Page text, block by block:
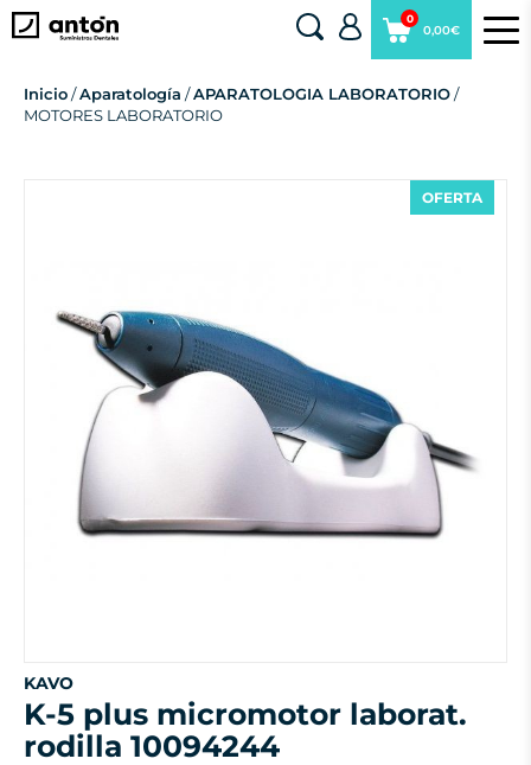
0,00€
0
Inicio/Aparatología /APARATOLOGIA LABORATORIO/
MOTORES LABORATORIO
OFERTA
KAVO
k-5 plus micromotor laborat.
rodilla 10094244